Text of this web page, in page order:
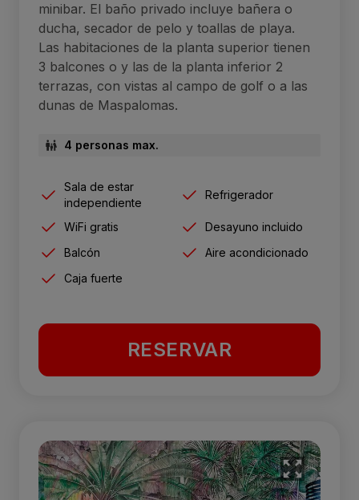
minibar. El baño privado incluye bañera o
ducha, secador de pelo y toallas de playa.
Las habitaciones de la planta superior tienen
3 balcones o y las de la planta inferior 2
terrazas, con vistas al campo de golf o a las
dunas de Maspalomas.
4 personas max.
Sala de estar
independiente
Refrigerador
WiFi gratis
Desayuno incluido
Balcón
Aire acondicionado
Caja fuerte
RESERVAR